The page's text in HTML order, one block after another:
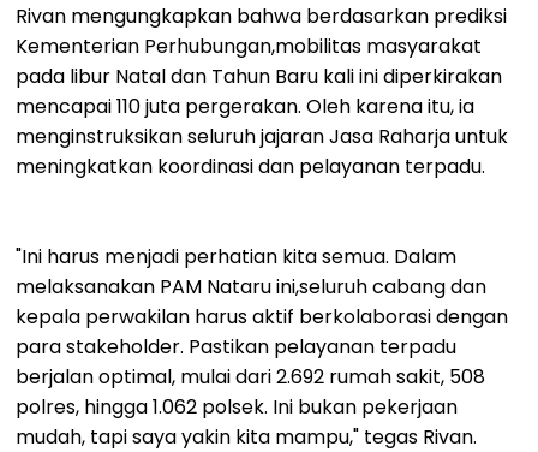
Rivan mengungkapkan bahwa berdasarkan prediksi
Kementerian Perhubungan,mobilitas masyarakat
pada libur Natal dan Tahun Baru kali ini diperkirakan
mencapai 110 juta pergerakan. Oleh karena itu, ia
menginstruksikan seluruh jajaran Jasa Raharja untuk
meningkatkan koordinasi dan pelayanan terpadu.
"Ini harus menjadi perhatian kita semua. Dalam
melaksanakan PAM Nataru ini,seluruh cabang dan
kepala perwakilan harus aktif berkolaborasi dengan
para stakeholder. Pastikan pelayanan terpadu
berjalan optimal, mulai dari 2.692 rumah sakit, 508
polres, hingga 1.062 polsek. Ini bukan pekerjaan
mudah, tapi saya yakin kita mampu," tegas Rivan.